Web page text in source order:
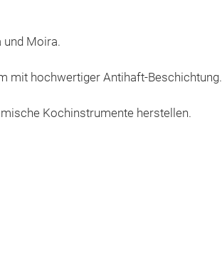
und Moira.
mit hochwertiger Antihaft-Beschichtung.
Kochinstrumente herstellen.